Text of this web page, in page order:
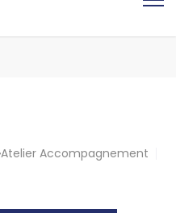
Atelier Accompagnement